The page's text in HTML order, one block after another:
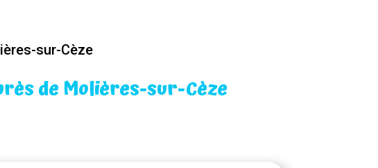
sur-Cèze
de Molières-sur-Cèze